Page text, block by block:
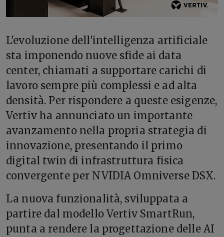
L'evoluzione dell'intelligenza artificiale
sta imponendo nuove sfide ai data
center, chiamati a supportare carichi di
lavoro sempre più complessi e ad alta
densità. Per rispondere a queste esigenze,
Vertiv ha annunciato un importante
avanzamento nella propria strategia di
innovazione, presentando il primo
digital twin di infrastruttura fisica
convergente per NVIDIA Omniverse DSX.
La nuova funzionalità, sviluppata a
partire dal modello Vertiv SmartRun,
punta a rendere la progettazione delle AI